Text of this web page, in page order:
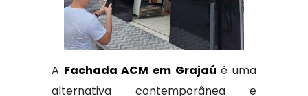
A Fachada ACM em Grajaú é uma
alternativa contemporânea e